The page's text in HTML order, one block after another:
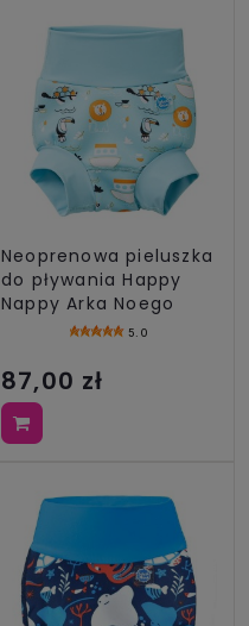
Neoprenowa pieluszka
do pływania Happy
Nappy Arka Noego
5.0
87,00 zł